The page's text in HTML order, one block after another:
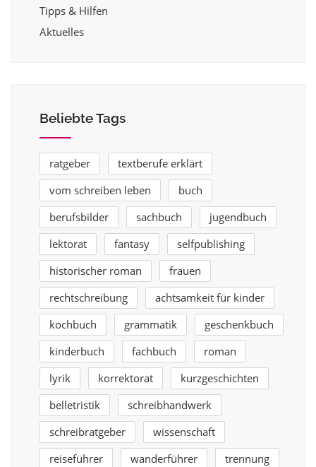
Tipps & Hilfen
Aktuelles
Beliebte Tags
ratgeber
textberufe erklärt
vom schreiben leben
buch
berufsbilder
sachbuch
jugendbuch
lektorat
fantasy
selfpublishing
historischer roman
frauen
rechtschreibung
achtsamkeit für kinder
kochbuch
grammatik
geschenkbuch
kinderbuch
fachbuch
roman
lyrik
korrektorat
kurzgeschichten
belletristik
schreibhandwerk
schreibratgeber
wissenschaft
reiseführer
wanderführer trennung